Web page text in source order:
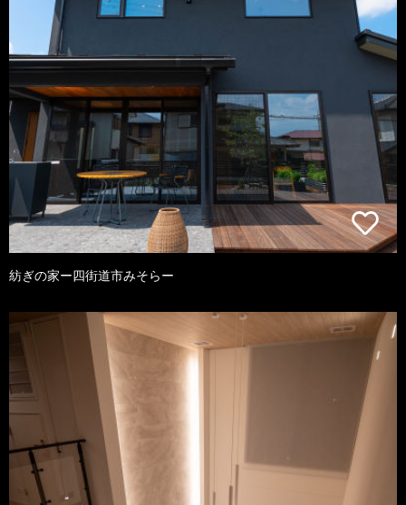
紡ぎの家ー四街道市みそらー